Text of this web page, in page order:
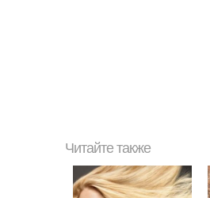
Читайте также